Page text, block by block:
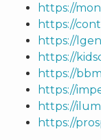
https://
https://
https://
https://
https://
https://
https://
https://